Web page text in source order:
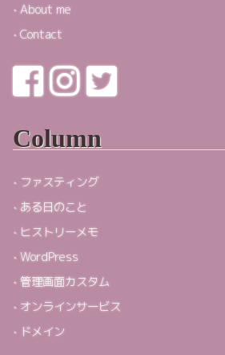
About me
Contact
Column
ファスティング
ある日のこと
ヒストリーメモ
WordPress
管理画面カスタム
オンラインサービス
ドメイン